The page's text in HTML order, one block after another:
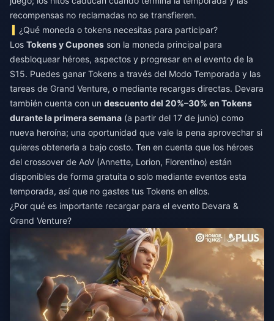
recompensas no reclamadas no se transfieren.
¿Qué moneda o tokens necesitas para participar?
Los Tokens y Cupones son la moneda principal para
desbloquear héroes, aspectos y progresar en el evento de la
S15. Puedes ganar Tokens a través del Modo Temporada y las
tareas de Grand Venture, o mediante recargas directas. Devara
también cuenta con un descuento del 20%–30% en Tokens
durante la primera semana (a partir del 17 de junio) como
nueva heroína; una oportunidad que vale la pena aprovechar si
quieres obtenerla a bajo costo. Ten en cuenta que los héroes
del crossover de AoV (Annette, Lorion, Florentino) están
disponibles de forma gratuita o solo mediante eventos esta
temporada, así que no gastes tus Tokens en ellos.
¿Por qué es importante recargar para el evento Devara &
Grand Venture?